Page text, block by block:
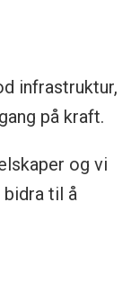
infrastruktur,
på kraft.
og vi
til å